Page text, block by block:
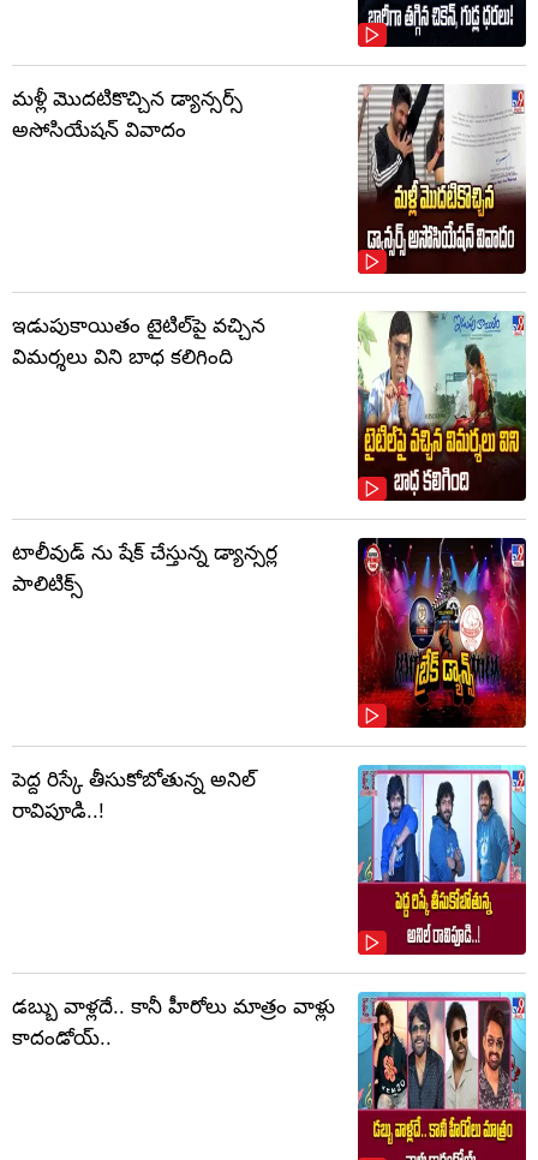
మళ్లీ మొదటికొచ్చిన డ్యాన్సర్స్
అసోసియేషన్ వివాదం
ఇడుపుకాయితం టైటిల్‌పై వచ్చిన
విమర్శలు విని బాధ కలిగింది
టాలీవుడ్ ను షేక్ చేస్తున్న డ్యాన్సర్ల
పాలిటిక్స్
పెద్ద రిస్కే తీసుకోబోతున్న అనిల్
రావిపూడి..!
డబ్బు వాళ్లదే.. కానీ హీరోలు మాత్రం వాళ్లు
కాదండోయ్..